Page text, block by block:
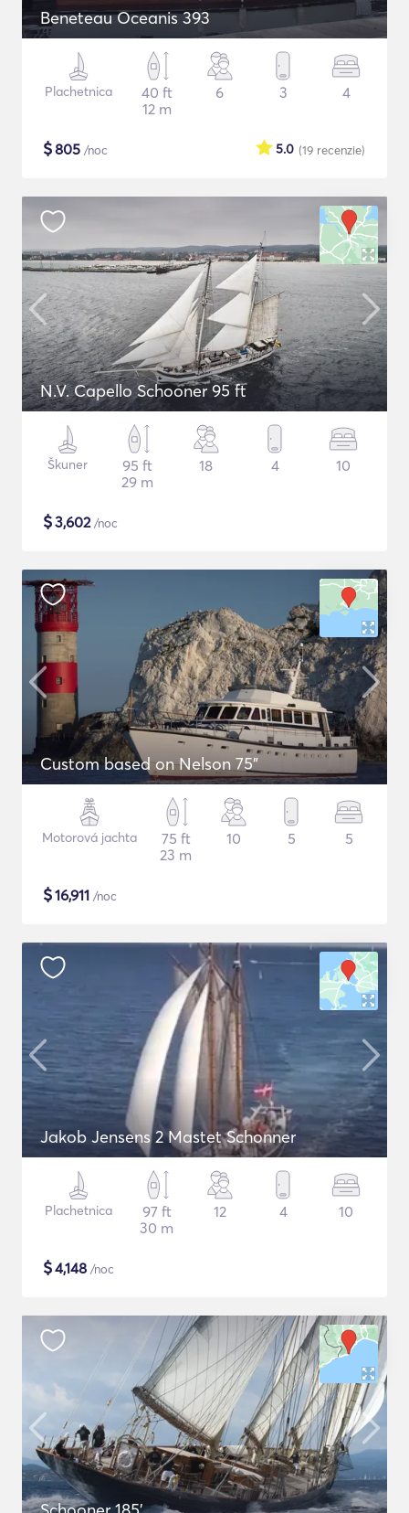
Beneteau Oceanis 393
Plachetnica
40 ft
12 m
6 3 4
$805 /noc (19 recenzie)
5.0
N.V. Capello Schooner 95 ft
Škuner
95 ft
29 m
18 4 10
$3,602/noc
Custom based on Nelson 75"
Motorová jachta
75 ft
23 m
10 5 5
$16,911 /noc
Jakob Jensens 2 Mastet Schonner
Plachetnica
97 ft
30 m
12 4 10
$4,148 /noc